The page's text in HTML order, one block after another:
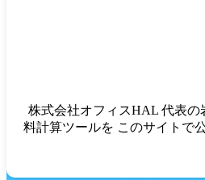
株式会社オフィスHAL 代表
料計算ツールを このサイトで